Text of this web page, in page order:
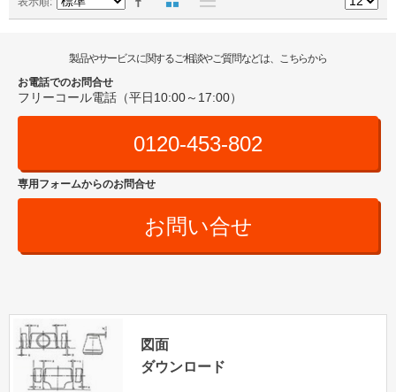
製品やサービスに関するご相談やご質問などは、こちらから
お電話でのお問合せ
フリーコール電話（平日10:00～17:00）
0120-453-802
専用フォームからのお問合せ
お問い合せ
図面
ダウンロード